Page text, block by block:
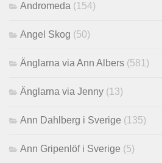
Andromeda (154)
Angel Skog (50)
Änglarna via Ann Albers (581)
Änglarna via Jenny (13)
Ann Dahlberg i Sverige (135)
Ann Gripenlöf i Sverige (5)